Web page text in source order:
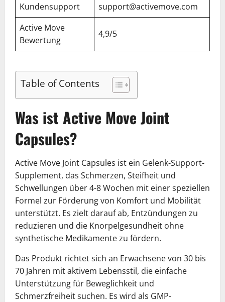
Kundensupport
support@activemove.com
Active Move
Bewertung
4,9/5
Table of Contents
Was ist Active Move Joint
Capsules?
Active Move Joint Capsules ist ein Gelenk-Support-
Supplement, das Schmerzen, Steifheit und
Schwellungen über 4-8 Wochen mit einer speziellen
Formel zur Förderung von Komfort und Mobilität
unterstützt. Es zielt darauf ab, Entzündungen zu
reduzieren und die Knorpelgesundheit ohne
synthetische Medikamente zu fördern.
Das Produkt richtet sich an Erwachsene von 30 bis
70 Jahren mit aktivem Lebensstil, die einfache
Unterstützung für Beweglichkeit und
Schmerzfreiheit suchen. Es wird als GMP-